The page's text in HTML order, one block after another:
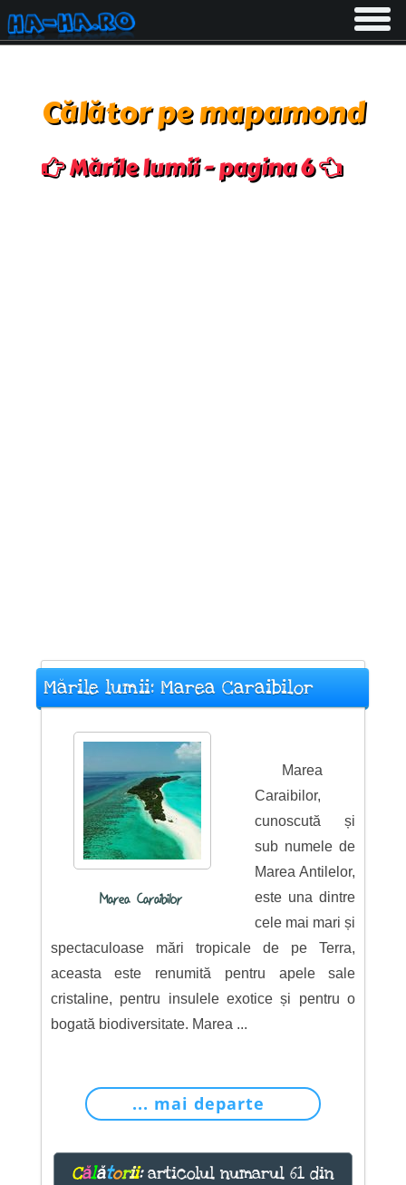
Toggle
Călător pe mapamond
Mările lumii - pagina 6
Mările lumii: Marea Caraibilor
Marea Caraibilor
Marea
Caraibilor,
cunoscută și
sub numele de
Marea Antilelor,
este una dintre
cele mai mari și
spectaculoase mări tropicale de pe Terra,
aceasta este renumită pentru apele sale
cristaline, pentru insulele exotice și pentru o
bogată biodiversitate. Marea ...
... mai departe
Călătorii:articolul numarul 61 din